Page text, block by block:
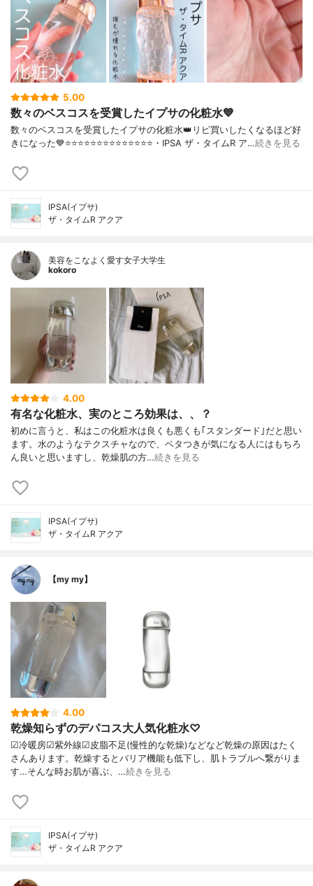
5.00
数々のベスコスを受賞したイプサの化粧水💙
数々のベスコスを受賞したイプサの化粧水👑リピ買いしたくなるほど好
きになった💙⭐️⭐️⭐️⭐️⭐️⭐️⭐️⭐️⭐️⭐️⭐️⭐️⭐️⭐️・IPSA ザ・タイムR ア…続きを見る
IPSA(イプサ)
ザ・タイムR アクア
美容をこなよく愛す女子大学生
kokoro
4.00
有名な化粧水、実のところ効果は、、？
初めに言うと、私はこの化粧水は良くも悪くも｢スタンダード｣だと思い
ます。水のようなテクスチャなので、ベタつきが気になる人にはもちろ
ん良いと思いますし、乾燥肌の方…続きを見る
IPSA(イプサ)
ザ・タイムR アクア
【my my】
4.00
乾燥知らずのデパコス大人気化粧水♡
☑︎冷暖房☑︎紫外線☑︎皮脂不足(慢性的な乾燥)などなど乾燥の原因はたく
さんあります。乾燥するとバリア機能も低下し、肌トラブルへ繋がりま
す…そんな時お肌が喜ぶ、…続きを見る
IPSA(イプサ)
ザ・タイムR アクア